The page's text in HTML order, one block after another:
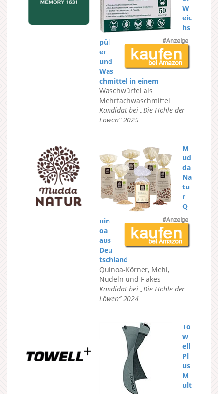
W
eic
hs
pül
er
und
Was
chmittel in einem
Waschwürfel als
Mehrfachwaschmittel
Kandidat bei „Die Höhle der
Löwen“ 2025
M
ud
da
Na
tu
r
Q
uin
oa
aus
Deu
tschland
Quinoa-Körner, Mehl,
Nudeln und Flakes
Kandidat bei „Die Höhle der
Löwen“ 2024
To
w
ell
Pl
us
M
ult